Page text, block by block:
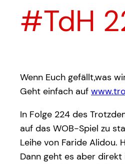
#TdH
Wenn Euch gefällt,was
Geht einfach auf
In Folge 224 des
auf das WOB-Spiel zu
Leihe von Faride Alidou.
Dann geht es aber direkt